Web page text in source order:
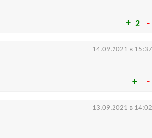
2
14.09.2021 в 15:37
13.09.2021 в 14:02